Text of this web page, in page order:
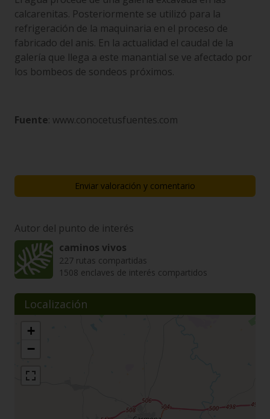
calcarenitas. Posteriormente se utilizó para la
refrigeración de la maquinaria en el proceso de
fabricado del anis. En la actualidad el caudal de la
galería que llega a este manantial se ve afectado por
los bombeos de sondeos próximos.
Fuente: www.conocetusfuentes.com
Enviar valoración y comentario
Autor del punto de interés
caminos vivos
227 rutas compartidas
1508 enclaves de interés compartidos
Localización
+
−